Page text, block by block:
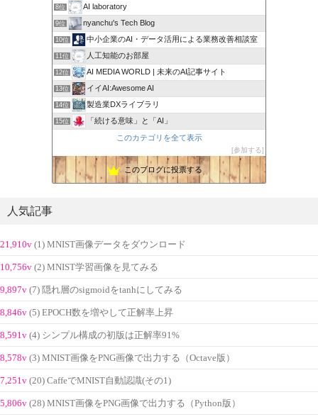
8位 AI laboratory
9位 nyanchu's Tech Blog
10位 中小企業のAI・データ活用による業務改善相談室
11位 人工知能のお部屋
12位 AI MEDIA WORLD | 未来のAI記事サイト
13位 イイAI:Awesome AI
14位 製造業DXライブラリ
15位 「続ける意味」と「AI」
このカテゴリを全て表示
参加する
このブログに投票する
人気記事
21,910v (1) MNIST画像データをダウンロード
10,756v (2) MNIST学習画像を見てみる
9,897v (7) 隠れ層のsigmoidをtanhにしてみる
8,846v (5) EPOCH数を増やして正解率上昇
8,591v (4) シンプル構成の初版は正解率91%
8,578v (3) MNIST画像をPNG画像で出力する（Octave版）
7,251v (20) CaffeでMNIST自動認識(その1)
5,806v (28) MNIST画像をPNG画像で出力する（Python版）